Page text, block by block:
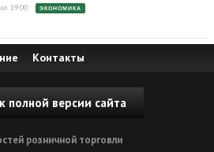
19:00 ЭКОНОМИКА
Контакты
полной версии сайта
розничной торговли